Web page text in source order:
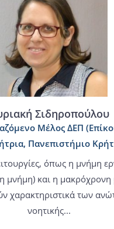
Σιδηροπούλου
Μέλος ΔΕΠ
Πανεπιστήμιο
όπως η μνήμη
μνήμη) και η μακρόχρονη
χαρακτηριστικά των
νοητικής...